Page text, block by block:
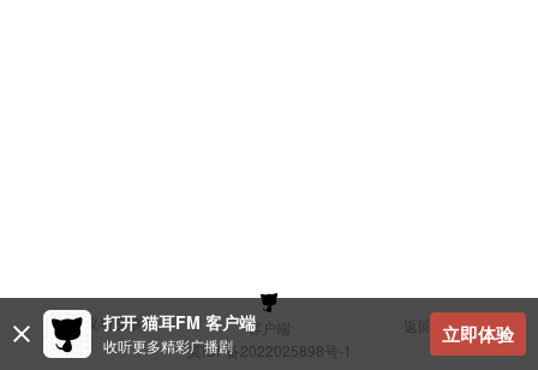
建议与反馈 客户端
返回顶部
冀ICP备2022025898号-1
打开 猫耳FM 客户端
收听更多精彩广播剧 立即体验